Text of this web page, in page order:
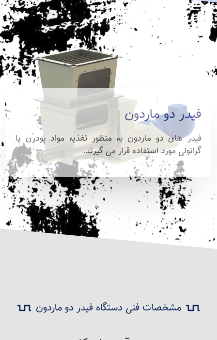
فیدر دو ماردون
فیدر های دو ماردون به منظور تغذیه مواد پودری یا
گرانولی مورد استفاده قرار می گیرند.
مشخصات فنی دستگاه فیدر دو ماردون